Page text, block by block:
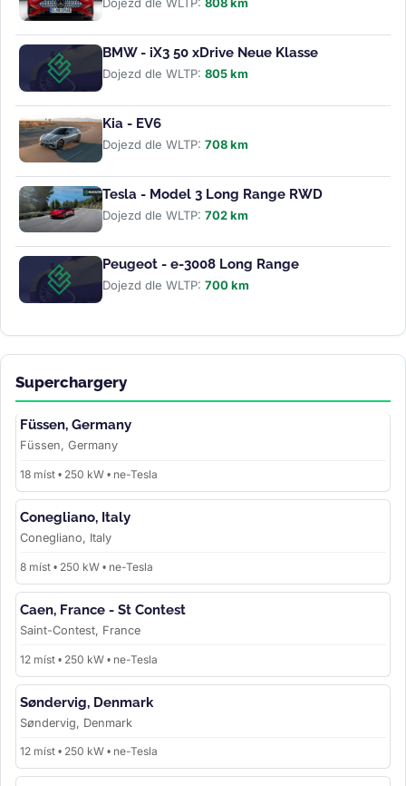
Dojezd dle WLTP: 808 km
BMW - iX3 50 xDrive Neue Klasse
Dojezd dle WLTP: 805 km
Kia - EV6
Dojezd dle WLTP: 708 km
Tesla - Model 3 Long Range RWD
Dojezd dle WLTP: 702 km
Peugeot - e-3008 Long Range
Dojezd dle WLTP: 700 km
Superchargery
Füssen, Germany
Füssen, Germany
18 míst • 250 kW • ne-Tesla
Conegliano, Italy
Conegliano, Italy
8 míst • 250 kW • ne-Tesla
Caen, France - St Contest
Saint-Contest, France
12 míst • 250 kW • ne-Tesla
Søndervig, Denmark
Søndervig, Denmark
12 míst • 250 kW • ne-Tesla